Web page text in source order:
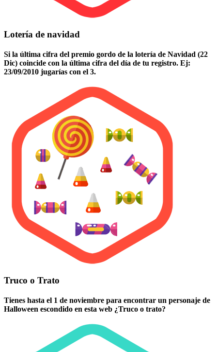
Lotería de navidad
Si la última cifra del premio gordo de la lotería de Navidad (22
Dic) coincide con la última cifra del día de tu registro. Ej:
23/09/2010 jugarías con el 3.
Truco o Trato
Tienes hasta el 1 de noviembre para encontrar un personaje de
Halloween escondido en esta web ¿Truco o trato?